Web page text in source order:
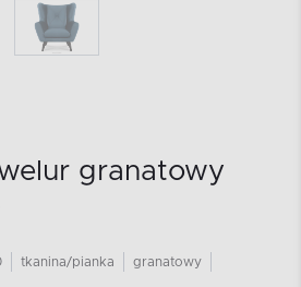
granatowy
tkanina/pianka granatowy